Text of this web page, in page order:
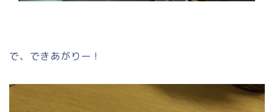
で、できあがりー！